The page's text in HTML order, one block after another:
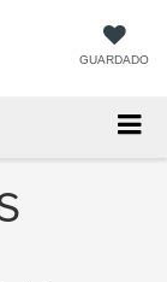
GUARDADO